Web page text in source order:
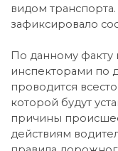
видом
зафиксировало
По данному факту
инспекторами по
проводится
которой будут
причины
действиям